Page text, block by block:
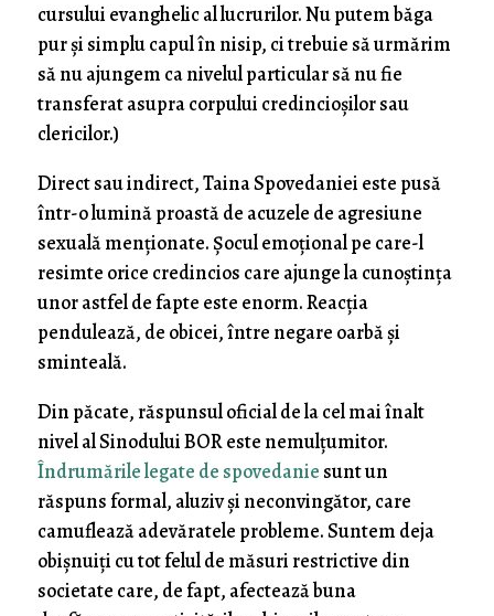
cursului evanghelic al lucrurilor. Nu putem băga
pur și simplu capul în nisip, ci trebuie să urmărim
să nu ajungem ca nivelul particular să nu fie
transferat asupra corpului credincioșilor sau
clericilor.)
Direct sau indirect, Taina Spovedaniei este pusă
într-o lumină proastă de acuzele de agresiune
sexuală menționate. Șocul emoțional pe care-l
resimte orice credincios care ajunge la cunoștința
unor astfel de fapte este enorm. Reacția
pendulează, de obicei, între negare oarbă și
sminteală.
Din păcate, răspunsul oficial de la cel mai înalt
nivel al Sinodului BOR este nemulțumitor.
Îndrumările legate de spovedanie sunt un
răspuns formal, aluziv și neconvingător, care
camuflează adevăratele probleme. Suntem deja
obișnuiți cu tot felul de măsuri restrictive din
societate care, de fapt, afectează buna